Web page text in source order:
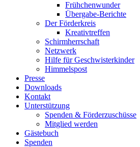
Frühchenwunder
Übergabe-Berichte
Der Förderkreis
Kreativtreffen
Schirmherrschaft
Netzwerk
Hilfe für Geschwisterkinder
Himmelspost
Presse
Downloads
Kontakt
Unterstützung
Spenden & Förderzuschüsse
Mitglied werden
Gästebuch
Spenden